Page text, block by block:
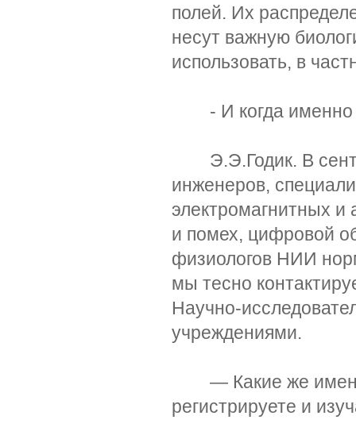
полей. Их
несут важную
использовать, в
- И когда именно
Э.Э.Годик. В
инженеров,
электромагнитных и
и помех, цифровой
физиологов НИИ
мы тесно
Научно-
учреждениями.
— Какие же именно
регистрируете и